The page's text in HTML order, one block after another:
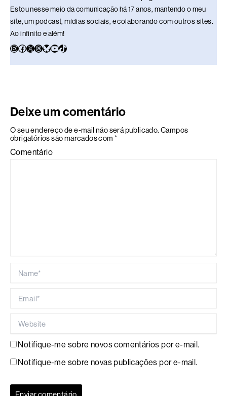
Estou nesse meio da comunicação há 17 anos, mantendo o meu
site, um podcast, mídias sociais, e colaborando com outros sites.
Ao infinito e além!
Deixe um comentário
O seu endereço de e-mail não será publicado. Campos
obrigatórios são marcados com *
Comentário
Notifique-me sobre novos comentários por e-mail.
Notifique-me sobre novas publicações por e-mail.